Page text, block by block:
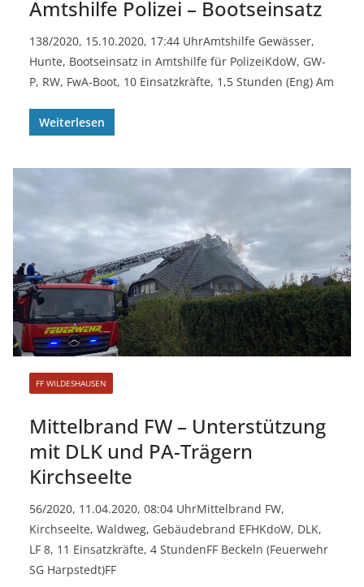
Amtshilfe Polizei – Bootseinsatz
138/2020, 15.10.2020, 17:44 UhrAmtshilfe Gewässer,
Hunte, Bootseinsatz in Amtshilfe für PolizeiKdoW, GW-
P, RW, FwA-Boot, 10 Einsatzkräfte, 1,5 Stunden (Eng) Am
Weiterlesen
FF WILDESHAUSEN
Mittelbrand FW – Unterstützung
mit DLK und PA-Trägern
Kirchseelte
56/2020, 11.04.2020, 08:04 UhrMittelbrand FW,
Kirchseelte, Waldweg, Gebäudebrand EFHKdoW, DLK,
LF 8, 11 Einsatzkräfte, 4 StundenFF Beckeln (Feuerwehr
SG Harpstedt)FF